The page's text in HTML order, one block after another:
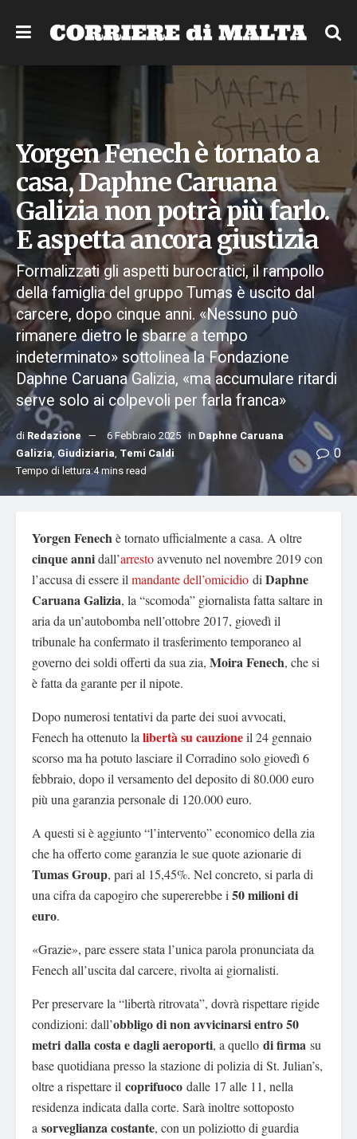
Yorgen Fenech è tornato a
casa, Daphne Caruana
Galizia non potrà più farlo.
E aspetta ancora giustizia
Formalizzati gli aspetti burocratici, il rampollo
della famiglia del gruppo Tumas è uscito dal
carcere, dopo cinque anni. «Nessuno può
rimanere dietro le sbarre a tempo
indeterminato» sottolinea la Fondazione
Daphne Caruana Galizia, «ma accumulare ritardi
serve solo ai colpevoli per farla franca»
di Redazione 6 Febbraio 2025 in Daphne Caruana
Galizia, Giudiziaria, Temi Caldi
Tempo di lettura:4 mins read
0
Yorgen Fenechè tornato ufficialmente a casa. A oltre
cinque annidall’arrestoavvenuto nel novembre 2019 con
l’accusa di essere il mandante dell’omicidio di Daphne
Caruana Galizia, la “scomoda” giornalista fatta saltare in
aria da un’autobomba nell’ottobre 2017, giovedì il
tribunale ha confermato il trasferimento temporaneo al
governo dei soldi offerti da sua zia, Moira Fenech, che si
è fatta da garante per il nipote.
Dopo numerosi tentativi da parte dei suoi avvocati,
Fenech ha ottenuto la libertà su cauzioneil 24 gennaio
scorso ma ha potuto lasciare il Corradino solo giovedì 6
febbraio, dopo il versamento del deposito di 80.000 euro
più una garanzia personale di 120.000 euro.
A questi si è aggiunto “l’intervento” economico della zia
che ha offerto come garanzia le sue quote azionarie di
Tumas Group, pari al 15,45%. Nel concreto, si parla di
una cifra da capogiro che supererebbe i 50 milioni di
euro.
«Grazie», pare essere stata l’unica parola pronunciata da
Fenech all’uscita dal carcere, rivolta ai giornalisti.
Per preservare la “libertà ritrovata”, dovrà rispettare rigide
condizioni: dall’obbligo di non avvicinarsi entro 50
metri dalla costa e dagli aeroporti, a quello di firma su
base quotidiana presso la stazione di polizia di St. Julian’s,
oltre a rispettare il coprifuoco dalle 17 alle 11, nella
residenza indicata dalla corte. Sarà inoltre sottoposto
a sorveglianza costante, con un poliziotto di guardia